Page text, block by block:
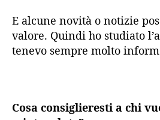
E alcune novità o notizie
valore. Quindi ho studiato
tenevo sempre molto
Cosa consiglieresti a chi